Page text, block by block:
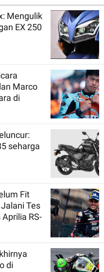
Mengulik
EX 250
Marco
di
seharga
Fit
Tes
RS-
di